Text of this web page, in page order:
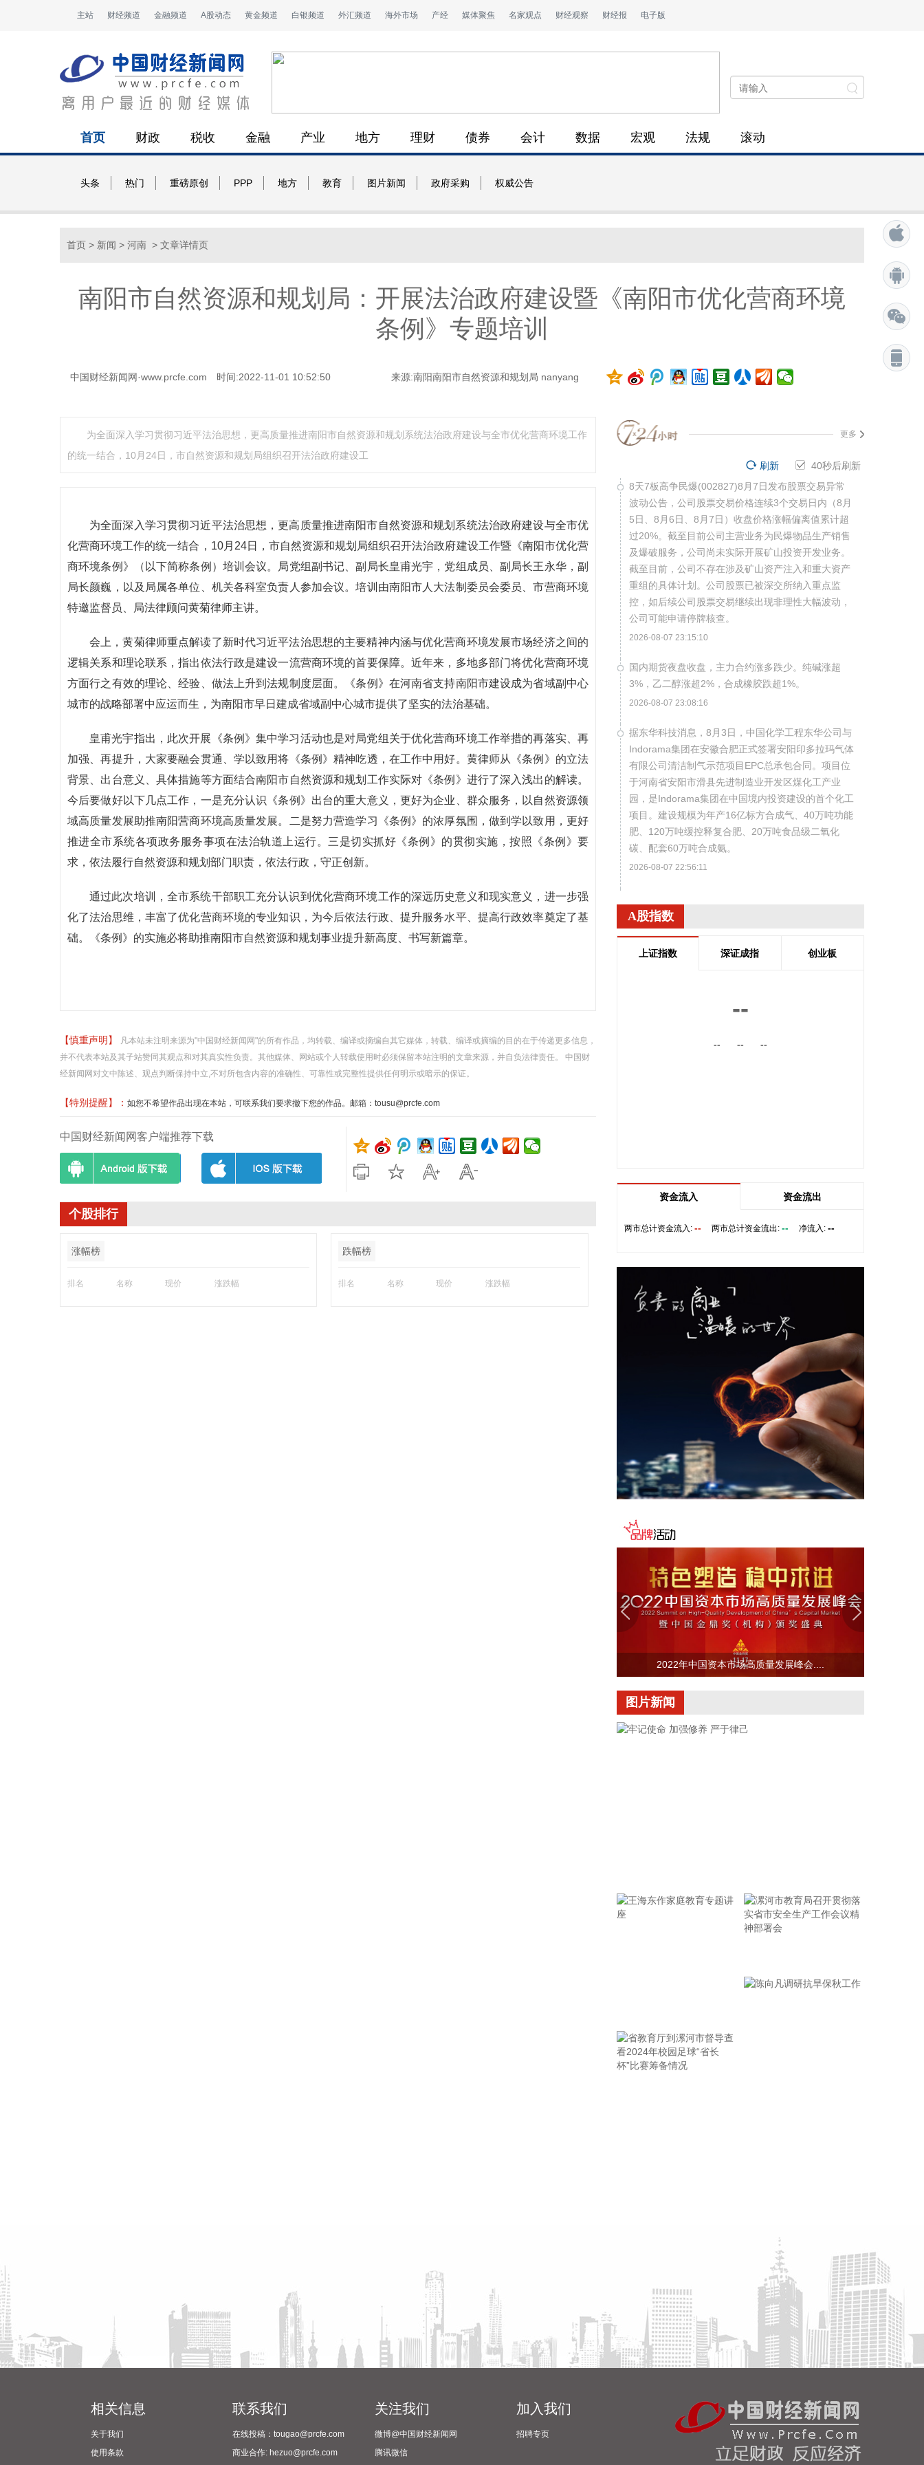
主站 财经频道 金融频道 A股动态 黄金频道 白银频道 外汇频道 海外市场 产经 媒体聚焦 名家观点 财经观察 财经报 电子版
首页 财政 税收 金融 产业 地方 理财 债券 会计 数据 宏观 法规 滚动
头条 热门 重磅原创 PPP 地方 教育 图片新闻 政府采购 权威公告
首页 > 新闻 > 河南 > 文章详情页
南阳市自然资源和规划局：开展法治政府建设暨《南阳市优化营商环境
条例》专题培训
中国财经新闻网·www.prcfe.com 时间:2022-11-01 10:52:50 来源:南阳南阳市自然资源和规划局 nanyang
为全面深入学习贯彻习近平法治思想，更高质量推进南阳市自然资源和规划系统法治政府建设与全市优化营商环境工作
的统一结合，10月24日，市自然资源和规划局组织召开法治政府建设工
为全面深入学习贯彻习近平法治思想，更高质量推进南阳市自然资源和规划系统法治政府建设与全市优
化营商环境工作的统一结合，10月24日，市自然资源和规划局组织召开法治政府建设工作暨《南阳市优化营
商环境条例》（以下简称条例）培训会议。局党组副书记、副局长皇甫光宇，党组成员、副局长王永华，副
局长颜巍，以及局属各单位、机关各科室负责人参加会议。培训由南阳市人大法制委员会委员、市营商环境
特邀监督员、局法律顾问黄菊律师主讲。
会上，黄菊律师重点解读了新时代习近平法治思想的主要精神内涵与优化营商环境发展市场经济之间的
逻辑关系和理论联系，指出依法行政是建设一流营商环境的首要保障。近年来，多地多部门将优化营商环境
方面行之有效的理论、经验、做法上升到法规制度层面。《条例》在河南省支持南阳市建设成为省域副中心
城市的战略部署中应运而生，为南阳市早日建成省域副中心城市提供了坚实的法治基础。
皇甫光宇指出，此次开展《条例》集中学习活动也是对局党组关于优化营商环境工作举措的再落实、再
加强、再提升，大家要融会贯通、学以致用将《条例》精神吃透，在工作中用好。黄律师从《条例》的立法
背景、出台意义、具体措施等方面结合南阳市自然资源和规划工作实际对《条例》进行了深入浅出的解读。
今后要做好以下几点工作，一是充分认识《条例》出台的重大意义，更好为企业、群众服务，以自然资源领
域高质量发展助推南阳营商环境高质量发展。二是努力营造学习《条例》的浓厚氛围，做到学以致用，更好
推进全市系统各项政务服务事项在法治轨道上运行。三是切实抓好《条例》的贯彻实施，按照《条例》要
求，依法履行自然资源和规划部门职责，依法行政，守正创新。
通过此次培训，全市系统干部职工充分认识到优化营商环境工作的深远历史意义和现实意义，进一步强
化了法治思维，丰富了优化营商环境的专业知识，为今后依法行政、提升服务水平、提高行政效率奠定了基
础。《条例》的实施必将助推南阳市自然资源和规划事业提升新高度、书写新篇章。
【慎重声明】
凡本站未注明来源为"中国财经新闻网"的所有作品，均转载、编译或摘编自其它媒体，转载、编译或摘编的目的在于传递更多信息，
并不代表本站及其子站赞同其观点和对其真实性负责。其他媒体、网站或个人转载使用时必须保留本站注明的文章来源，并自负法律责任。 中国财
经新闻网对文中陈述、观点判断保持中立,不对所包含内容的准确性、可靠性或完整性提供任何明示或暗示的保证。
【特别提醒】： 如您不希望作品出现在本站，可联系我们要求撤下您的作品。邮箱：tousu@prcfe.com
中国财经新闻网客户端推荐下载
个股排行
涨幅榜
排名 名称 现价 涨跌幅
跌幅榜
排名 名称 现价 涨跌幅
更多
39秒后刷新
刷新
8天7板高争民爆(002827)8月7日发布股票交易异常
波动公告，公司股票交易价格连续3个交易日内（8月
5日、8月6日、8月7日）收盘价格涨幅偏离值累计超
过20%。截至目前公司主营业务为民爆物品生产销售
及爆破服务，公司尚未实际开展矿山投资开发业务。
截至目前，公司不存在涉及矿山资产注入和重大资产
重组的具体计划。公司股票已被深交所纳入重点监
控，如后续公司股票交易继续出现非理性大幅波动，
公司可能申请停牌核查。
2026-08-07 23:15:10
国内期货夜盘收盘，主力合约涨多跌少。纯碱涨超
3%，乙二醇涨超2%，合成橡胶跌超1%。
2026-08-07 23:08:16
据东华科技消息，8月3日，中国化学工程东华公司与
Indorama集团在安徽合肥正式签署安阳印多拉玛气体
有限公司清洁制气示范项目EPC总承包合同。项目位
于河南省安阳市滑县先进制造业开发区煤化工产业
园，是Indorama集团在中国境内投资建设的首个化工
项目。建设规模为年产16亿标方合成气、40万吨功能
肥、120万吨缓控释复合肥、20万吨食品级二氧化
碳、配套60万吨合成氨。
2026-08-07 22:56:11
800MPa级增强成形性稀土热轧汽车结构用钢。该产
品采用“稀土净化钢质+纳米析出强化”复合技术，兼具
高强度、高塑性与优异的扩孔性能，可适用于商用车
产能共计5吨，其中可用于磷化铟生产的高纯三甲基
质量发展。省长刘小明主持会议。 京东集团、抖音集
海南跨境电商公共服务中心等跨境电商平台企业和服
态、建立长效流量机制、加强品牌宣传推广等提出意
见建议。 刘小明表示，希望政企同心合力，构建亲清
政商关系，搭建常态化政企沟通机制，以政府的精准
施策、企业的灵活创新，共建海南跨境电商出海产业
基地、自贸港跨境电商一站式服务平台，推动政策红
利和市场活力深度耦合，使海南在全球跨境电商版图
8月7日下午，国家防总副总指挥、水利部部长李国英
主持专题会商，视频连线水利部长江、黄河、淮河、
海河、珠江、松辽、太湖等流域管理机构，分析研判
今年第13号台风“白海豚”发展态势及影响，系统安排
做好六个方面重点工作。一要强化监测预报预警。二
要突出抓好山洪灾害防御。三要确保水利工程安全度
好城市外洪内涝防御。六要确保重要基础设施安全。
2026-08-07 22:14:22
美股存储股走低，美光科技跌超2%，SK海力士跌超
5%，闪迪跌超3%，西部数据跌超5%，希捷科技跌超
9%。
冠盛股份7月投资者关系活动记录表披露，冠盛东驰
度，国网温州供电公司提前搭建10千伏临时线路协助
议，双方将充分发挥各自优势，强化资源共享、优势
互补，加快培育新质生产力，着力打造一批可复制、
可推广的示范应用场景，为智慧绿色港口建设注入强
雨带发展旺盛，对上海市的影响呈现“风长雨强”的特
点。 台风“白海豚”登陆后深入内陆的走向还存在较大
不确定性，受到东西两环副热带高压的影响，后期如
知提出，适度提高住房公积金最高贷款额度。购房家
庭中1人为公积金缴存人的，购买首套住房公积金贷
款最高贷款额度为120万元，二套住房公积金贷款最
高额度为100万元；夫妻双方均为缴存人的，购买首
套住房公积金贷款最高贷款额度为240万元，二套住
房公积金贷款最高额度为200万元。符合以下条件
的，最高贷款额度可进一步上浮： 1.城六区户籍居民
家庭，在城六区外购买首套住房的，最高可上浮20万
庭购买住房的，可上浮40万元。 同时符合多项条件
的，最高贷款额度可叠加上浮，购房家庭中1人为公
积金缴存人的，最高上浮60万元；夫妻双方均为缴存
人的，最高上浮100万元。实际贷款额度依据购房家
A股指数
上证指数 深证成指 创业板
--
-- -- --
资金流入 资金流出
两市总计资金流入: -- 两市总计资金流出: -- 净流入: --
2022年中国资本市场高质量发展峰会....
图片新闻
座
实省市安全生产工作会议
相关信息
关于我们
使用条款
联系我们
在线投稿：tougao@prcfe.com
商业合作: hezuo@prcfe.com
关注我们
微博@中国财经新闻网
腾讯微信
加入我们
招聘专页